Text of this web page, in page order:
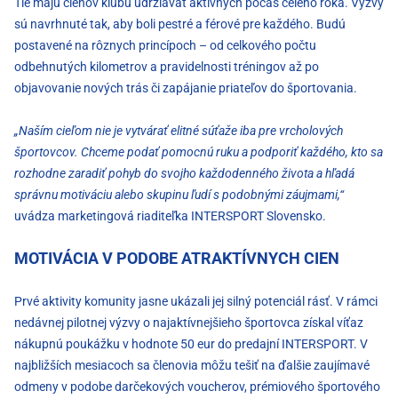
sú navrhnuté tak, aby boli pestré a férové pre každého. Budú
postavené na rôznych princípoch – od celkového počtu
odbehnutých kilometrov a pravidelnosti tréningov až po
objavovanie nových trás či zapájanie priateľov do športovania.
„Naším cieľom nie je vytvárať elitné súťaže iba pre vrcholových
športovcov. Chceme podať pomocnú ruku a podporiť každého, kto sa
rozhodne zaradiť pohyb do svojho každodenného života a hľadá
správnu motiváciu alebo skupinu ľudí s podobnými záujmami,“
uvádza marketingová riaditeľka INTERSPORT Slovensko.
MOTIVÁCIA V PODOBE ATRAKTÍVNYCH CIEN
Prvé aktivity komunity jasne ukázali jej silný potenciál rásť. V rámci
nedávnej pilotnej výzvy o najaktívnejšieho športovca získal víťaz
nákupnú poukážku v hodnote 50 eur do predajní INTERSPORT. V
najbližších mesiacoch sa členovia môžu tešiť na ďalšie zaujímavé
odmeny v podobe darčekových voucherov, prémiového športového